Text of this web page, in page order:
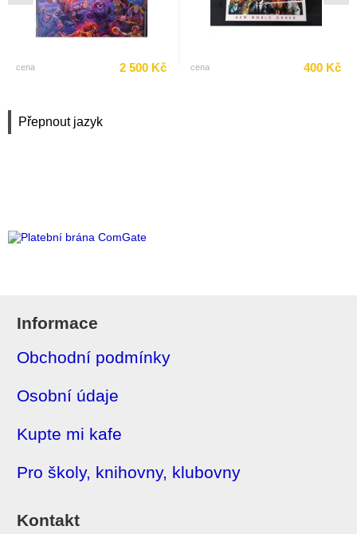
Přepnout jazyk
cena 2 500 Kč cena 400 Kč
Informace
Obchodní podmínky
Osobní údaje
Kupte mi kafe
Pro školy, knihovny, klubovny
Kontakt